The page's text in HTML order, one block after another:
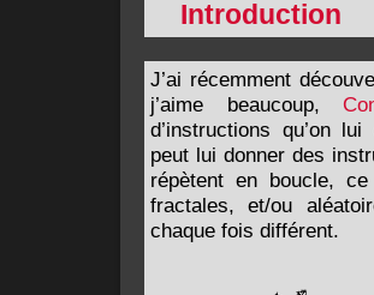
Introduction
J’ai récemment
j’aime beaucoup,
d’instructions qu’on
peut lui donner des
répètent en boucle,
fractales, et/ou
chaque fois différent.